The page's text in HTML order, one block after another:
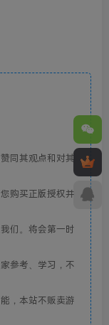
同其观点和对其
购买正版授权并
们。将会第一时
参考、学习，不
，本站不贩卖游